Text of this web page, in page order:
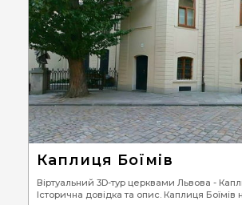
Каплиця Боїмів
Віртуальний 3D-тур церквами Львова -
Історична довідка та опис. Каплиця Боїмів